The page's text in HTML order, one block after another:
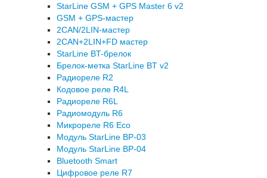
StarLine GSM + GPS Master 6 v2
GSM + GPS-мастер
2CAN/2LIN-мастер
2CAN+2LIN+FD мастер
StarLine BT-брелок
Брелок-метка StarLine BT v2
Радиореле R2
Кодовое реле R4L
Радиореле R6L
Радиомодуль R6
Микрореле R6 Eco
Модуль StarLine BP-03
Модуль StarLine BP-04
Bluetooth Smart
Цифровое реле R7